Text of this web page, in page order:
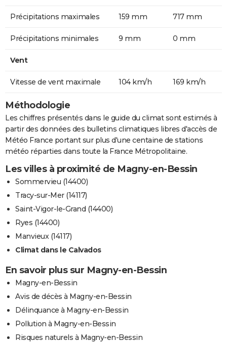
Précipitations maximales 159 mm 717 mm
Précipitations minimales 9 mm 0 mm
Vent
Vitesse de vent maximale 104 km/h 169 km/h
Méthodologie
Les chiffres présentés dans le guide du climat sont estimés à
partir des données des bulletins climatiques libres d'accès de
Météo France portant sur plus d'une centaine de stations
météo réparties dans toute la France Métropolitaine.
Les villes à proximité de Magny-en-Bessin
Sommervieu (14400)
Tracy-sur-Mer (14117)
Saint-Vigor-le-Grand (14400)
Ryes (14400)
Manvieux (14117)
Climat dans le Calvados
En savoir plus sur Magny-en-Bessin
Magny-en-Bessin
Avis de décès à Magny-en-Bessin
Délinquance à Magny-en-Bessin
Pollution à Magny-en-Bessin
Risques naturels à Magny-en-Bessin